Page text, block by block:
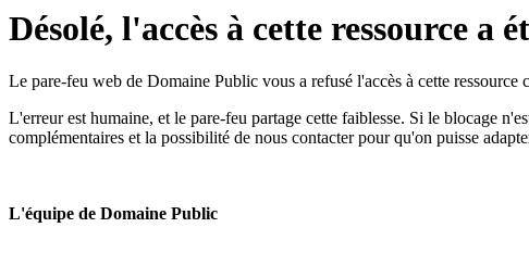
Désolé, l'accès à cette ressource a
Le pare-feu web de Domaine Public vous a refusé l'accès à cette ressource
L'erreur est humaine, et le pare-feu partage cette faiblesse. Si le blocage
complémentaires et la possibilité de nous contacter pour qu'on puisse
L'équipe de Domaine Public